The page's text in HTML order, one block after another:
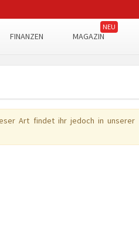
FINANZEN MAGAZIN
Art findet ihr jedoch in unserer